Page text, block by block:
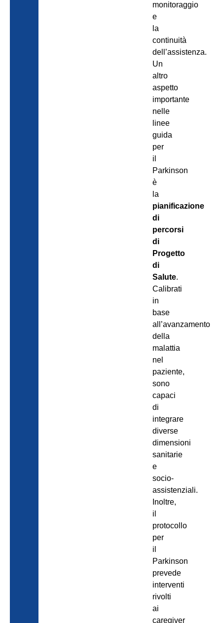
monitoraggio
e
la
continuità
dell’assistenza.
Un
altro
aspetto
importante
nelle
linee
guida
per
il
Parkinson
è
la
pianificazione
di
percorsi
di
Progetto
di
Salute.
Calibrati
in
base
all’avanzamento
della
malattia
nel
paziente,
sono
capaci
di
integrare
diverse
dimensioni
sanitarie
e
socio-
assistenziali.
Inoltre,
il
protocollo
per
il
Parkinson
prevede
interventi
rivolti
ai
caregiver